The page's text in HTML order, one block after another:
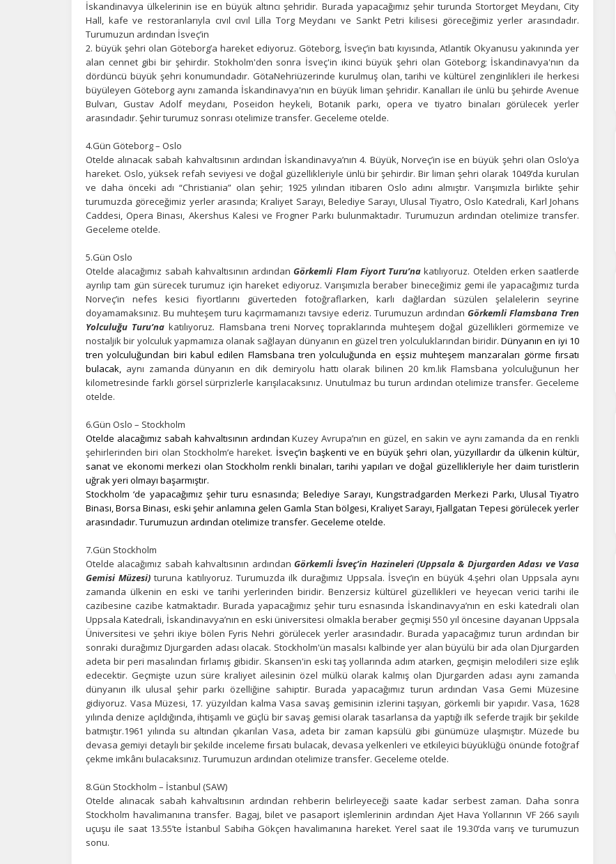
Zorunlu Çerezler HER ZAMAN AKTIF
Oturum yönetimi, güvenlik ve temel site işlevleri için gereklidir. Bu
çerezler olmadan site düzgün çalışmaz ve devre dışı bırakılamaz.
sayfaların popüler olduğunu ve kullanıcıların nerede zorluk yaşadığını
anlamamıza yardımcı olur.
alakalı olabilirler.
Tümünü Reddet Tümünü Kabul Et Tercihleri Kaydet
İskandinavya ülkelerinin ise en büyük altıncı şehridir. Burada yapacağımız şehir turunda Stortorget Meydanı, City
Hall, kafe ve restoranlarıyla cıvıl cıvıl Lilla Torg Meydanı ve Sankt Petri kilisesi göreceğimiz yerler arasındadır.
Turumuzun ardından İsveç’in
2. büyük şehri olan Göteborg’a hareket ediyoruz. Göteborg, İsveç’in batı kıyısında, Atlantik Okyanusu yakınında yer
alan cennet gibi bir şehirdir. Stokholm'den sonra İsveç'in ikinci büyük şehri olan Göteborg; İskandinavya'nın da
dördüncü büyük şehri konumundadır. GötaNehriüzerinde kurulmuş olan, tarihi ve kültürel zenginlikleri ile herkesi
büyüleyen Göteborg aynı zamanda İskandinavya'nın en büyük liman şehridir. Kanalları ile ünlü bu şehirde Avenue
Bulvarı, Gustav Adolf meydanı, Poseidon heykeli, Botanik parkı, opera ve tiyatro binaları görülecek yerler
arasındadır. Şehir turumuz sonrası otelimize transfer. Geceleme otelde.
4.Gün Göteborg – Oslo
Otelde alınacak sabah kahvaltısının ardından İskandinavya’nın 4. Büyük, Norveç’in ise en büyük şehri olan Oslo’ya
hareket. Oslo, yüksek refah seviyesi ve doğal güzellikleriyle ünlü bir şehirdir. Bir liman şehri olarak 1049’da kurulan
ve daha önceki adı “Christiania” olan şehir; 1925 yılından itibaren Oslo adını almıştır. Varışımızla birlikte şehir
turumuzda göreceğimiz yerler arasında; Kraliyet Sarayı, Belediye Sarayı, Ulusal Tiyatro, Oslo Katedrali, Karl Johans
Caddesi, Opera Binası, Akershus Kalesi ve Frogner Parkı bulunmaktadır. Turumuzun ardından otelimize transfer.
Geceleme otelde.
5.Gün Oslo
Otelde alacağımız sabah kahvaltısının ardındanGörkemli Flam Fiyort Turu’nakatılıyoruz. Otelden erken saatlerde
ayrılıp tam gün sürecek turumuz için hareket ediyoruz. Varışımızla beraber bineceğimiz gemi ile yapacağımız turda
Norveç’in nefes kesici fiyortlarını güverteden fotoğraflarken, karlı dağlardan süzülen şelalelerin seyrine
doyamamaksınız. Bu muhteşem turu kaçırmamanızı tavsiye ederiz. Turumuzun ardından Görkemli Flamsbana Tren
Yolculuğu Turu’na katılıyoruz. Flamsbana treni Norveç topraklarında muhteşem doğal güzellikleri görmemize ve
nostaljik bir yolculuk yapmamıza olanak sağlayan dünyanın en güzel tren yolculuklarından biridir. Dünyanın en iyi 10
tren yolculuğundan biri kabul edilen Flamsbana tren yolculuğunda en eşsiz muhteşem manzaraları görme fırsatı
bulacak, aynı zamanda dünyanın en dik demiryolu hattı olarak bilinen 20 km.lik Flamsbana yolculuğunun her
kilometresinde farklı görsel sürprizlerle karışılacaksınız. Unutulmaz bu turun ardından otelimize transfer. Geceleme
otelde.
6.Gün Oslo – Stockholm
Otelde alacağımız sabah kahvaltısının ardındanKuzey Avrupa’nın en güzel, en sakin ve aynı zamanda da en renkli
şehirlerinden biri olan Stockholm’e hareket. İsveç’in başkenti ve en büyük şehri olan, yüzyıllardır da ülkenin kültür,
sanat ve ekonomi merkezi olan Stockholm renkli binaları, tarihi yapıları ve doğal güzellikleriyle her daim turistlerin
uğrak yeri olmayı başarmıştır.
Stockholm ‘de yapacağımız şehir turu esnasında; Belediye Sarayı, Kungstradgarden Merkezi Parkı, Ulusal Tiyatro
Binası, Borsa Binası, eski şehir anlamına gelen Gamla Stan bölgesi, Kraliyet Sarayı, Fjallgatan Tepesi görülecek yerler
arasındadır. Turumuzun ardından otelimize transfer. Geceleme otelde.
7.Gün Stockholm
Otelde alacağımız sabah kahvaltısının ardından Görkemli İsveç’in Hazineleri (Uppsala & Djurgarden Adası ve Vasa
Gemisi Müzesi) turuna katılıyoruz. Turumuzda ilk durağımız Uppsala. İsveç’in en büyük 4.şehri olan Uppsala aynı
zamanda ülkenin en eski ve tarihi yerlerinden biridir. Benzersiz kültürel güzellikleri ve heyecan verici tarihi ile
cazibesine cazibe katmaktadır. Burada yapacağımız şehir turu esnasında İskandinavya’nın en eski katedrali olan
Uppsala Katedrali, İskandinavya’nın en eski üniversitesi olmakla beraber geçmişi 550 yıl öncesine dayanan Uppsala
Üniversitesi ve şehri ikiye bölen Fyris Nehri görülecek yerler arasındadır. Burada yapacağımız turun ardından bir
sonraki durağımız Djurgarden adası olacak. Stockholm'ün masalsı kalbinde yer alan büyülü bir ada olan Djurgarden
adeta bir peri masalından fırlamış gibidir. Skansen'in eski taş yollarında adım atarken, geçmişin melodileri size eşlik
edecektir. Geçmişte uzun süre kraliyet ailesinin özel mülkü olarak kalmış olan Djurgarden adası aynı zamanda
dünyanın ilk ulusal şehir parkı özelliğine sahiptir. Burada yapacağımız turun ardından Vasa Gemi Müzesine
gidiyoruz. Vasa Müzesi, 17. yüzyıldan kalma Vasa savaş gemisinin izlerini taşıyan, görkemli bir yapıdır. Vasa, 1628
yılında denize açıldığında, ihtişamlı ve güçlü bir savaş gemisi olarak tasarlansa da yaptığı ilk seferde trajik bir şekilde
batmıştır.1961 yılında su altından çıkarılan Vasa, adeta bir zaman kapsülü gibi günümüze ulaşmıştır. Müzede bu
devasa gemiyi detaylı bir şekilde inceleme fırsatı bulacak, devasa yelkenleri ve etkileyici büyüklüğü önünde fotoğraf
çekme imkânı bulacaksınız. Turumuzun ardından otelimize transfer. Geceleme otelde.
8.Gün Stockholm – İstanbul (SAW)
Otelde alınacak sabah kahvaltısının ardından rehberin belirleyeceği saate kadar serbest zaman. Daha sonra
Stockholm havalimanına transfer. Bagaj, bilet ve pasaport işlemlerinin ardından Ajet Hava Yollarının VF 266 sayılı
uçuşu ile saat 13.55’te İstanbul Sabiha Gökçen havalimanına hareket. Yerel saat ile 19.30’da varış ve turumuzun
sonu.